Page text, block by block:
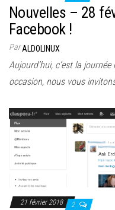
Nouvelles – 28
Facebook !
ParALDOLINUX
Aujourd’hui, c’est la
occasion, nous vous
21 février 2018 2